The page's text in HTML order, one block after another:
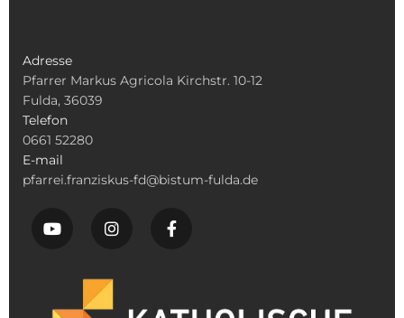
Adresse
Pfarrer Markus Agricola Kirchstr. 10-12
Fulda, 36039
Telefon
0661 52280
E-mail
pfarrei.franziskus-fd@bistum-fulda.de